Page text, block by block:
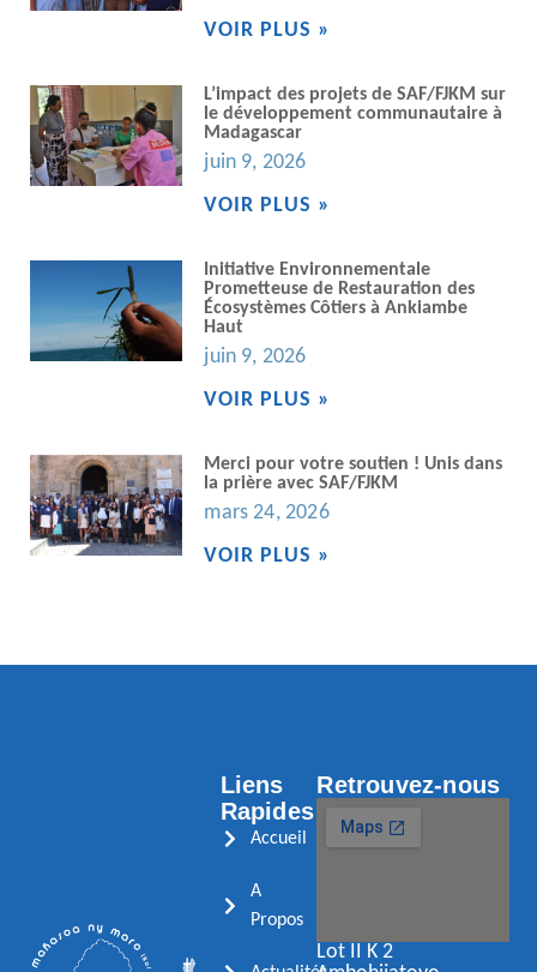
VOIR PLUS »
L’impact des projets de SAF/FJKM sur
le développement communautaire à
Madagascar
juin 9, 2026
VOIR PLUS »
Initiative Environnementale
Prometteuse de Restauration des
Écosystèmes Côtiers à Ankiambe
Haut
juin 9, 2026
VOIR PLUS »
Merci pour votre soutien ! Unis dans
la prière avec SAF/FJKM
mars 24, 2026
VOIR PLUS »
Liens
Rapides
Accueil
A
Propos
Retrouvez-nous
Lot II K 2